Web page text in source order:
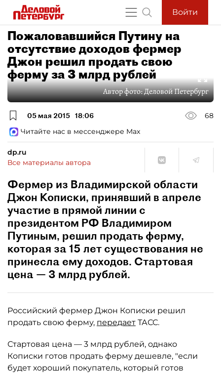
Войти
Пожаловавшийся Путину на
отсутствие доходов фермер
Джон решил продать свою
ферму за 3 млрд рублей
Автор фото:Деловой Петербург
05 мая 2015 18:06
68
Читайте нас в мессенджере Max
dp.ru
Все материалы автора
Фермер из Владимирской области
Джон Кописки, принявший в апреле
участие в прямой линии с
президентом РФ Владимиром
Путиным, решил продать ферму,
которая за 15 лет существования не
принесла ему доходов. Стартовая
цена — 3 млрд рублей.
Российский фермер Джон Кописки решил
продать свою ферму, передает ТАСС.
Стартовая цена — 3 млрд рублей, однако
Кописки готов продать ферму дешевле, "если
будет хороший покупатель, который готов